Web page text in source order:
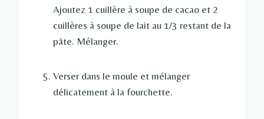
Ajoutez 1 cuillère à soupe de cacao et 2
cuillères à soupe de lait au 1/3 restant de la
pâte. Mélanger.
Verser dans le moule et mélanger
délicatement à la fourchette.